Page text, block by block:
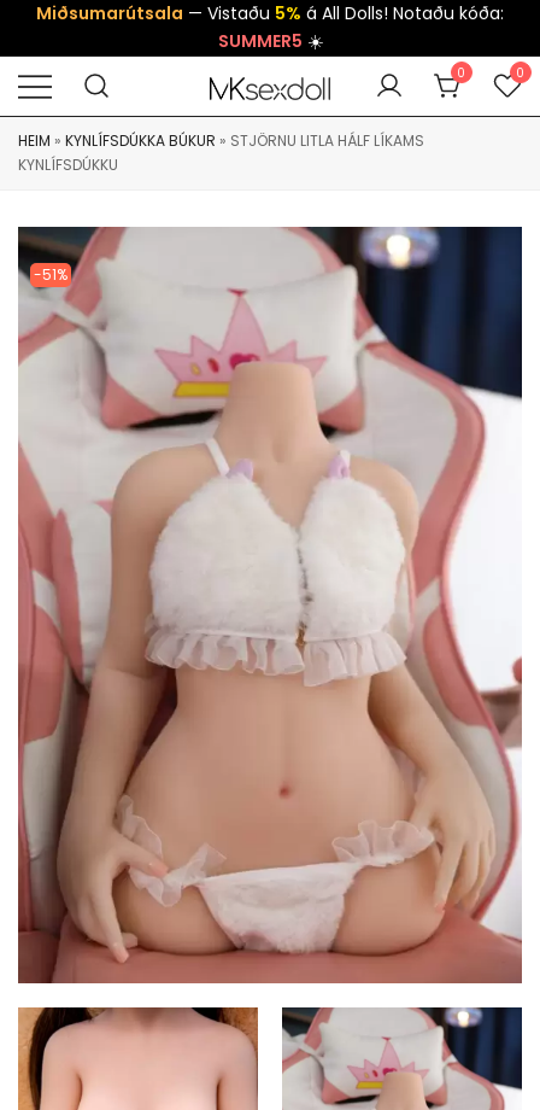
Miðsumarútsala — Vistaðu 5% á All Dolls! Notaðu kóða:
SUMMER5 ☀️
0 0
HEIM » KYNLÍFSDÚKKA BÚKUR » STJÖRNU LITLA HÁLF LÍKAMS
KYNLÍFSDÚKKU
-51%